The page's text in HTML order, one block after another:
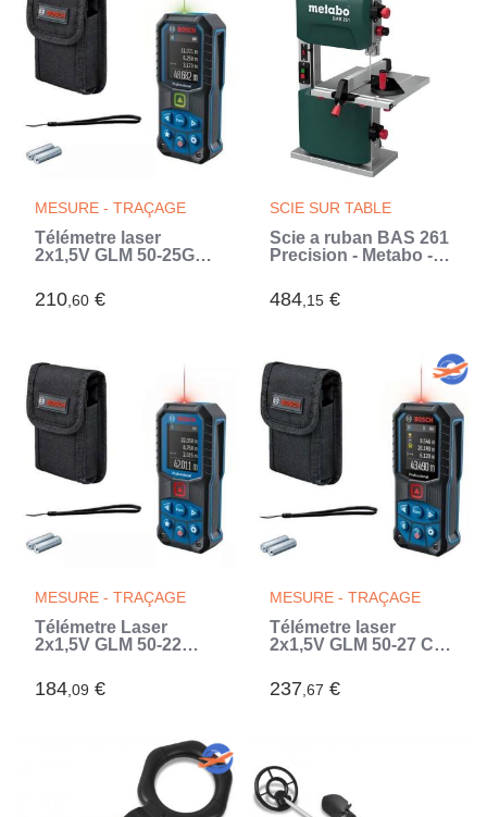
MESURE - TRAÇAGE
Télémetre laser
2x1,5V GLM 50-25G
- 0601072V00
210,60 €
SCIE SUR TABLE
Scie a ruban BAS 261
Precision - Metabo -
103 mm
484,15 €
MESURE - TRAÇAGE
Télémetre Laser
2x1,5V GLM 50-22
- 0601072S00 (Rouge)
184,09 €
MESURE - TRAÇAGE
Télémetre laser
2x1,5V GLM 50-27 C
- BOSCH -
0601072T00 (Rouge)
237,67 €